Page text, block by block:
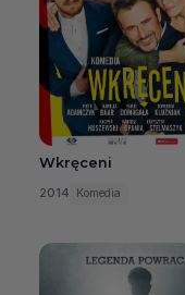
Wkręceni
2014 Komedia